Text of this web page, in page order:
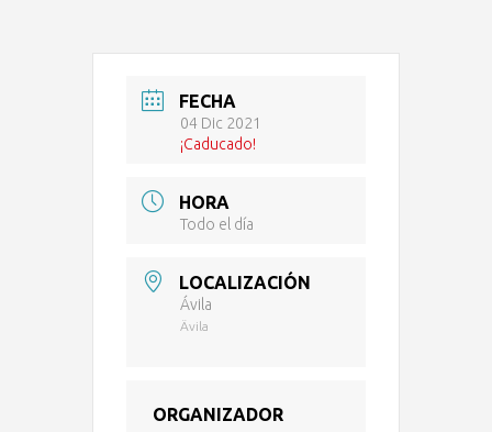
FECHA
04 Dic 2021
¡Caducado!
HORA
Todo el día
LOCALIZACIÓN
Ávila
Ävila
ORGANIZADOR